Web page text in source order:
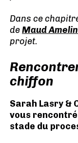
Dans ce
deMaud
projet.
chiffon
Sarah Lasry &
vous rencontré
stade du